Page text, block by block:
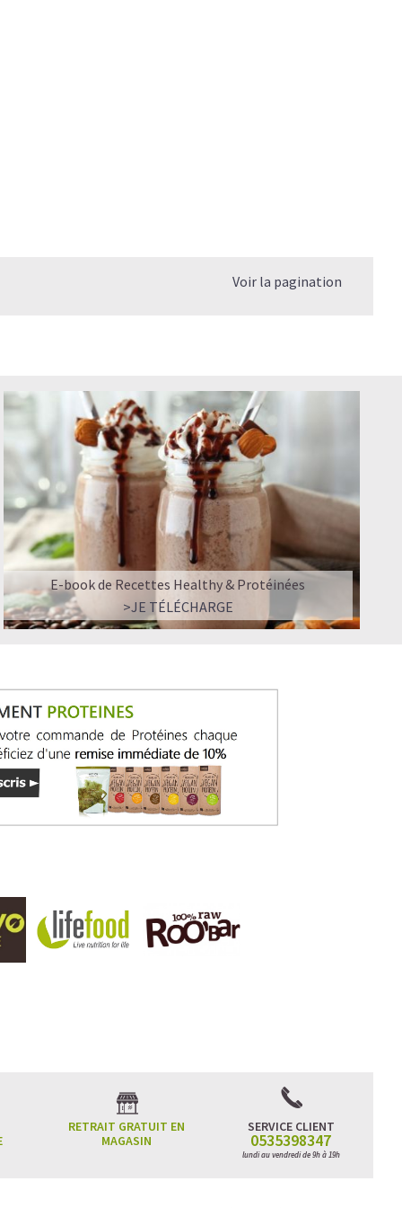
Voir la pagination
E-book de Recettes Healthy & Protéinées
>JE TÉLÉCHARGE
RETRAIT GRATUIT EN
MAGASIN
SERVICE CLIENT
0535398347
lundi au vendredi de 9h à 19h